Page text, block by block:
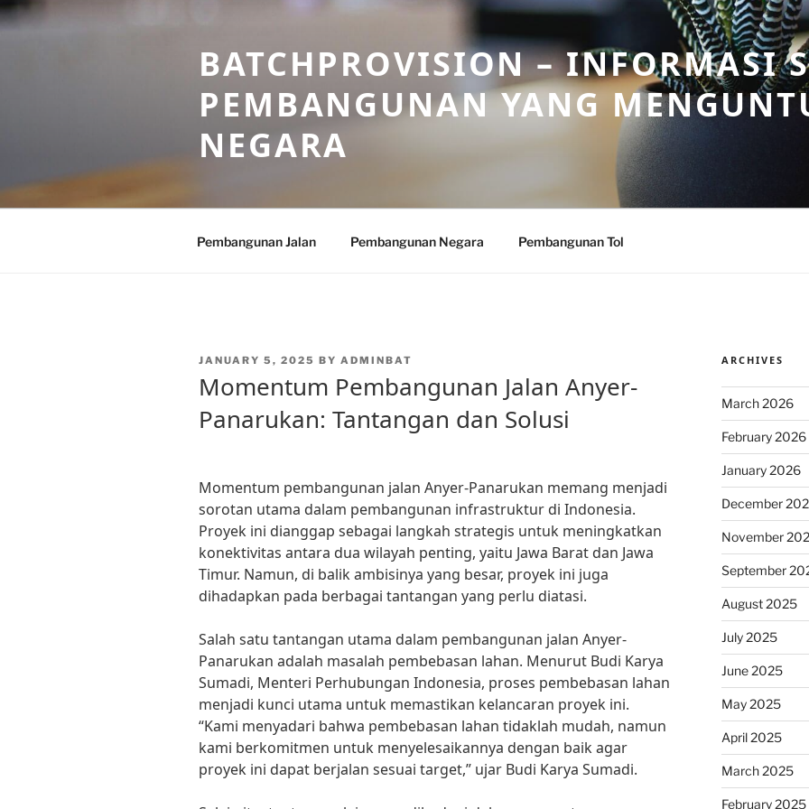
Skip
to
BATCHPROVISION – INFORMASI
PEMBANGUNAN YANG
NEGARA
Pembangunan Jalan Pembangunan Negara Pembangunan Tol
POSTED
JANUARY 5, 2025 BY ADMINBAT
Momentum Pembangunan Jalan Anyer-
Panarukan: Tantangan dan Solusi
Momentum pembangunan jalan Anyer-Panarukan memang menjadi
sorotan utama dalam pembangunan infrastruktur di Indonesia.
Proyek ini dianggap sebagai langkah strategis untuk meningkatkan
konektivitas antara dua wilayah penting, yaitu Jawa Barat dan Jawa
Timur. Namun, di balik ambisinya yang besar, proyek ini juga
dihadapkan pada berbagai tantangan yang perlu diatasi.
Salah satu tantangan utama dalam pembangunan jalan Anyer-
Panarukan adalah masalah pembebasan lahan. Menurut Budi Karya
Sumadi, Menteri Perhubungan Indonesia, proses pembebasan lahan
menjadi kunci utama untuk memastikan kelancaran proyek ini.
“Kami menyadari bahwa pembebasan lahan tidaklah mudah, namun
kami berkomitmen untuk menyelesaikannya dengan baik agar
proyek ini dapat berjalan sesuai target,” ujar Budi Karya Sumadi.
ARCHIVES
March 2026
February 2026
January 2026
December
November
September
August 2025
July 2025
June 2025
May 2025
April 2025
March 2025
February 2025